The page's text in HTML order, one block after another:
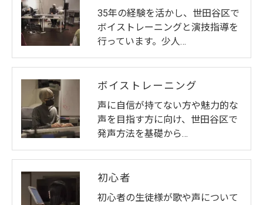
35年の経験を活かし、世田谷区で
ボイストレーニングと演技指導を
行っています。少人…
ボイストレーニング
声に自信が持てない方や魅力的な
声を目指す方に向け、世田谷区で
発声方法を基礎から…
初心者
初心者の生徒様が歌や声について